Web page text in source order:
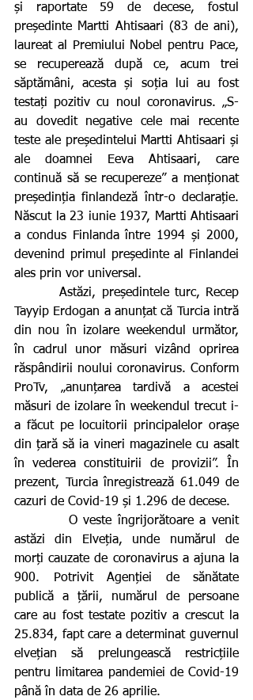
și raportate 59 de decese, fostul
președinte Martti Ahtisaari (83 de ani),
laureat al Premiului Nobel pentru Pace,
se recuperează după ce, acum trei
săptămâni, acesta și soția lui au fost
testați pozitiv cu noul coronavirus. „S-
au dovedit negative cele mai recente
teste ale președintelui Martti Ahtisaari și
ale doamnei Eeva Ahtisaari, care
continuă să se recupereze” a menționat
președinția finlandeză într-o declarație.
Născut la 23 iunie 1937, Martti Ahtisaari
a condus Finlanda între 1994 și 2000,
devenind primul președinte al Finlandei
ales prin vor universal.
        Astăzi, președintele turc, Recep
Tayyip Erdogan a anunțat că Turcia intră
din nou în izolare weekendul următor,
în cadrul unor măsuri vizând oprirea
răspândirii noului coronavirus. Conform
ProTv, „anunțarea tardivă a acestei
măsuri de izolare în weekendul trecut i-
a făcut pe locuitorii principalelor orașe
din țară să ia vineri magazinele cu asalt
în vederea constituirii de provizii”. În
prezent, Turcia înregistrează 61.049 de
cazuri de Covid-19 și 1.296 de decese.
astăzi din Elveția, unde numărul de
morți cauzate de coronavirus a ajuna la
900. Potrivit Agenției de sănătate
publică a țării, numărul de persoane
care au fost testate pozitiv a crescut la
25.834, fapt care a determinat guvernul
elvețian să prelungească restricțiile
pentru limitarea pandemiei de Covid-19
până în data de 26 aprilie.